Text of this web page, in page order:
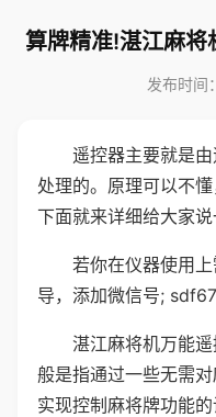
算牌精准!湛江麻将
发布时间
遥控器主要就是
处理的。原理可以不
下面就来详细给大家说
若你在仪器使用
导，添加微信号;
湛江麻将机万能
般是指通过一些无需
实现控制麻将牌功能的